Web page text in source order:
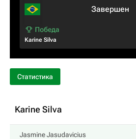
Karine Silva
Завершен
Статистика
Karine Silva
Jasmine Jasudavicius